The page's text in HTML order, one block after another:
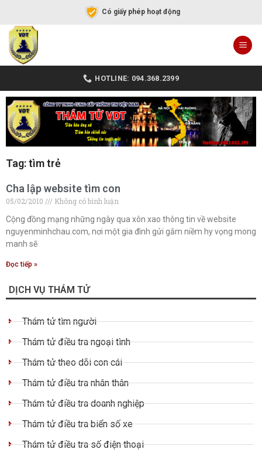
Có giấy phép hoạt động
HOTLINE: 094.368.2399
Tag: tìm trẻ
Cha lập website tìm con
05/02/2010
Không có bình luận
Cộng đồng mạng những ngày qua xôn xao thông tin về website
nguyenminhchau.com, nơi một gia đình gửi gắm niềm hy vọng mong
manh sẽ
Đọc tiếp »
DỊCH VỤ THÁM TỬ
Thám tử tìm người
Thám tử điều tra ngoại tình
Thám tử theo dõi con cái
Thám tử điều tra nhân thân
Thám tử điều tra doanh nghiệp
Thám tử điều tra biển số xe
Thám tử điều tra số điện thoại